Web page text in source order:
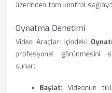
üzerinden tam kontrol
Oynatma Denetimi
Video Araçları içindeki
profesyonel görünmesini
sunar:
Başlat: Videonun